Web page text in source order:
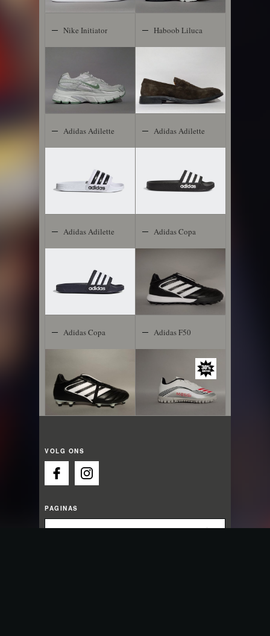
Nike Initiator Haboob Liluca
Adidas Adilette
Adidas Adilette
Adidas Adilette
Adidas Copa
Adidas Copa
Adidas F50
VOLG ONS
PAGINAS